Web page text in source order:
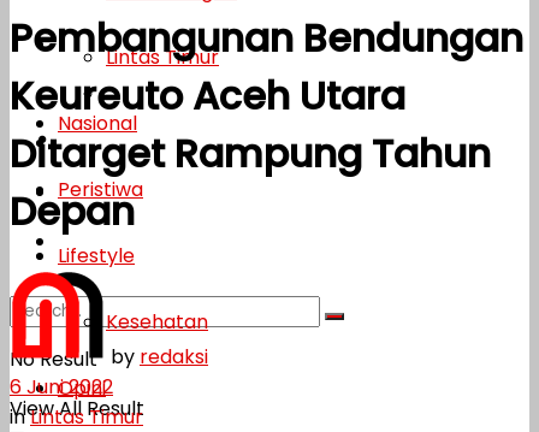
Lifestyle
Kesehatan
Opini
DPKA
Nanggroe TV
No Result
View All Result
Lintas Timur
Nasional
Peristiwa
Lifestyle
Kesehatan
Opini
Pembangunan Bendungan
Keureuto Aceh Utara
Ditarget Rampung Tahun
Depan
by redaksi
6 Juni 2022
inLintas Timur